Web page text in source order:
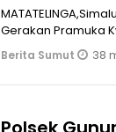
MATATELINGA,Simalungun Pemerintah Kabupaten Simalungun
Gerakan Pramuka
Berita Sumut 38